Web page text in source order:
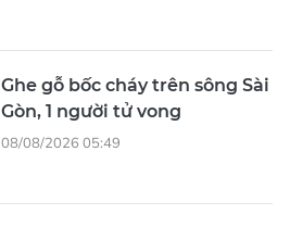
Ghe gỗ bốc cháy trên sông Sài
Gòn, 1 người tử vong
08/08/2026 05:49